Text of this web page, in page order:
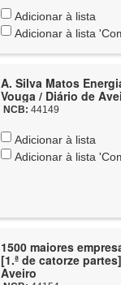
Adicionar à lista
Adicionar à lista
A. Silva Matos
Vouga / Diário de
NCB: 44149
Adicionar à lista
Adicionar à lista
1500 maiores
[1.ª de catorze
Aveiro